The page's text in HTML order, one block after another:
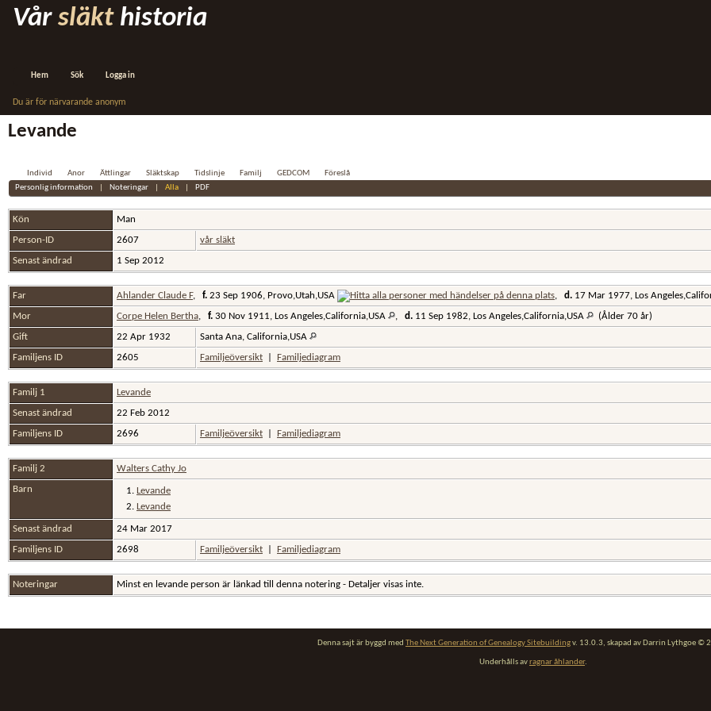
Vårsläkthistoria
Hem Sök Logga in
Du är för närvarande anonym
Levande
Individ Anor Ättlingar Släktskap Tidslinje Familj GEDCOM
Föreslå
Personlig information
Noteringar| Alla| PDF
Kön
Man
Person-ID
2607
vår släkt
Senast ändrad
1 Sep 2012
Far Ahlander Claude F, f. 23 Sep 1906, Provo,Utah,USA d. 17 Mar 1977, Los
Mor
Corpe Helen Bertha f. 30 Nov 1911, Los Angeles,California,USA d. 11 Sep 1982, Los Angeles,California,USA
(Ålder 70 år)
Gift
22 Apr 1932
Santa Ana, California,USA
Familjens ID
2605 Familjeöversikt Familjediagram
Familj 1
Levande
Senast ändrad
22 Feb 2012
Familjens ID
2696 Familjeöversikt Familjediagram
Familj 2
Walters Cathy Jo
Barn
1. Levande
2. Levande
Senast ändrad
24 Mar 2017
Familjens ID
2698 Familjeöversikt Familjediagram
Noteringar Minst en levande person är länkad till denna notering - Detaljer visas inte.
Denna sajt är byggd med The Next Generation of Genealogy Sitebuildingv. 13.0.3, skapad av Darrin Lythgoe ©
Underhålls avragnar åhlander.